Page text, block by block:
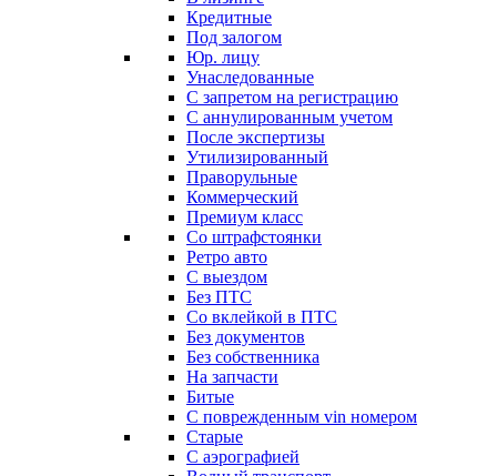
Кредитные
Под залогом
Юр. лицу
Унаследованные
С запретом на регистрацию
С аннулированным учетом
После экспертизы
Утилизированный
Праворульные
Коммерческий
Премиум класс
Со штрафстоянки
Ретро авто
С выездом
Без ПТС
Со вклейкой в ПТС
Без документов
Без собственника
На запчасти
Битые
С поврежденным vin номером
Старые
С аэрографией